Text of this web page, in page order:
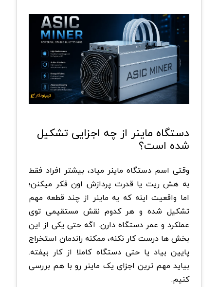
دستگاه ماینر از چه اجزایی تشکیل
شده است؟
وقتی اسم دستگاه ماینر میاد، بیشتر افراد فقط
به هش ریت یا قدرت پردازش اون فکر میکنن؛
اما واقعیت اینه که یه ماینر از چند قطعه مهم
تشکیل شده و هر کدوم نقش مستقیمی توی
عملکرد و عمر دستگاه دارن. اگه حتی یکی از این
بخش ها درست کار نکنه، ممکنه راندمان استخراج
پایین بیاد یا حتی دستگاه کاملا از کار بیفته.
بیاید مهم ترین اجزای یک ماینر رو با هم بررسی
کنیم.